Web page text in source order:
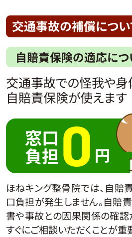
交通事故の補償につ
自賠責保険の適応につ
交通事故での怪我や身
自賠責保険が使えます
ほねキング整骨院では、自賠
口負担が発生しません。自賠
書や事故との因果関係の確認
すぐにご相談いただくことが重
窓口
負担 0 円